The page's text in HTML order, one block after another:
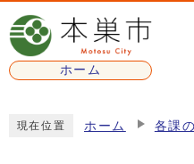
ページの先頭です
ホーム
現在位置 ホーム 各課